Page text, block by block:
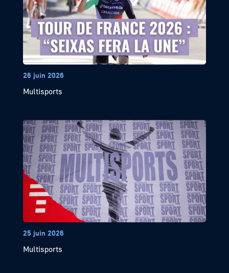
26 juin 2026
Multisports
25 juin 2026
Multisports